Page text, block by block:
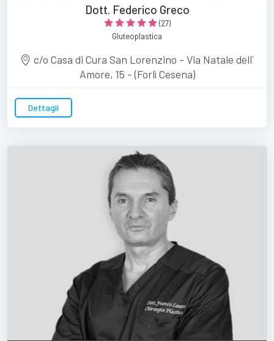
Dott. Federico Greco
(27)
Gluteoplastica
c/o Casa di Cura San Lorenzino - Via Natale dell´
Amore, 15 - (Forlì Cesena)
Dettagli